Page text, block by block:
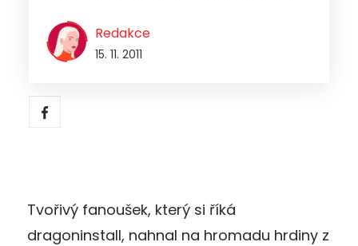
Redakce
15. 11. 2011
Tvořivý fanoušek, který si říká
dragoninstall, nahnal na hromadu hrdiny z